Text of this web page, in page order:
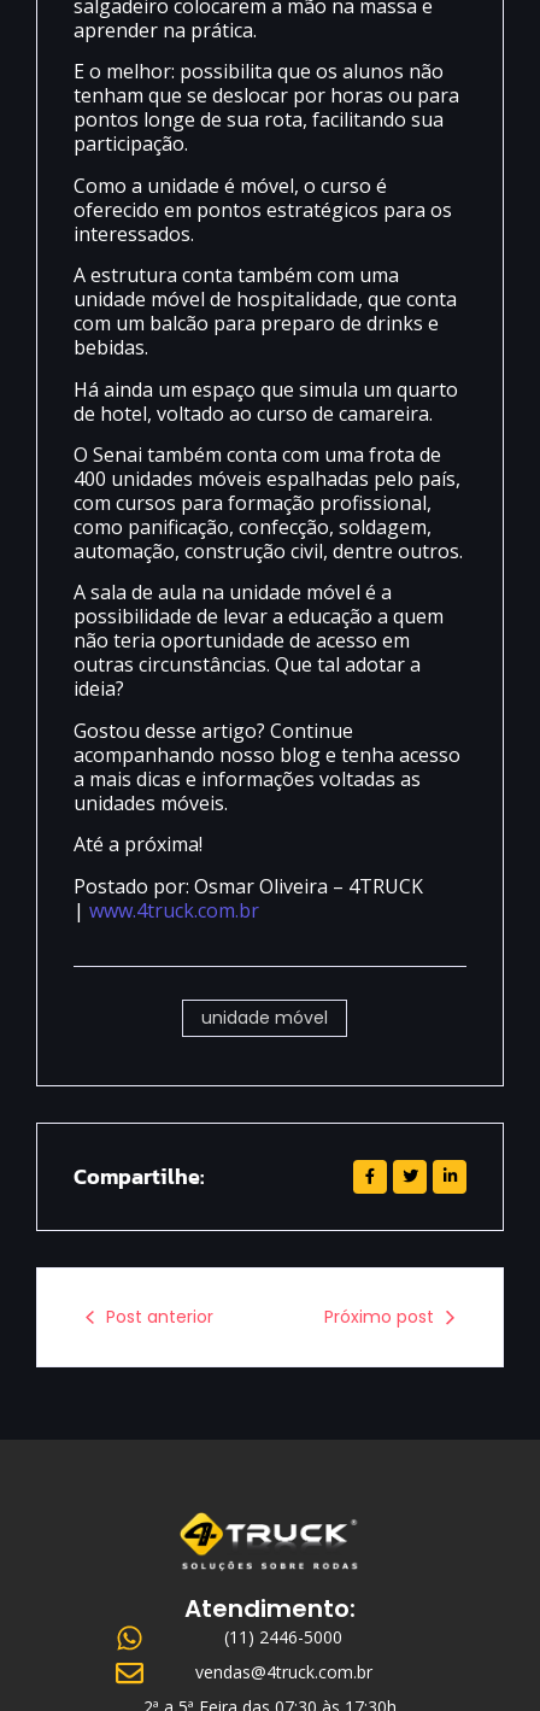
salgadeiro colocarem a mão na massa e
aprender na prática.
E o melhor: possibilita que os alunos não
tenham que se deslocar por horas ou para
pontos longe de sua rota, facilitando sua
participação.
Como a unidade é móvel, o curso é
oferecido em pontos estratégicos para os
interessados.
A estrutura conta também com uma
unidade móvel de hospitalidade, que conta
com um balcão para preparo de drinks e
bebidas.
Há ainda um espaço que simula um quarto
de hotel, voltado ao curso de camareira.
O Senai também conta com uma frota de
400 unidades móveis espalhadas pelo país,
com cursos para formação profissional,
como panificação, confecção, soldagem,
automação, construção civil, dentre outros.
A sala de aula na unidade móvel é a
possibilidade de levar a educação a quem
não teria oportunidade de acesso em
outras circunstâncias. Que tal adotar a
ideia?
Gostou desse artigo? Continue
acompanhando nosso blog e tenha acesso
a mais dicas e informações voltadas as
unidades móveis.
Até a próxima!
Postado por: Osmar Oliveira – 4TRUCK
| www.4truck.com.br
unidade móvel
Compartilhe:
Post anterior Próximo post
Atendimento:
(11) 2446-5000
vendas@4truck.com.br